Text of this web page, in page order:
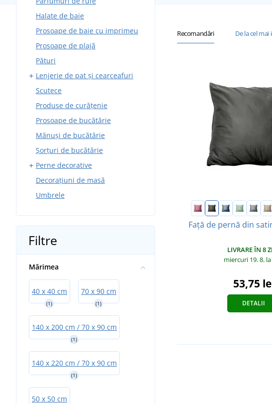
Halate de baie
Prosoape de baie cu imprimeu
Prosoape de plajă
Pături
Lenjerie de pat și cearceafuri
Lenjerie de pat din bumbac
Lenjerii de pat creponate
Lenjerie de pat din
satinat
Scutece
Produse de curățenie
Prosoape de bucătărie
Mănuși de bucătărie
Șorțuri de bucătărie
Perne decorative
Huse pentru perne
Perne cu imprimeu
Decorațiuni de masă
Umbrele
Filtre
Mărimea
40 x 40 cm
(1)
70 x 90 cm
(1)
140 x 200 cm / 70 x 90 cm
(1)
140 x 220 cm / 70 x 90 cm
(1)
50 x 50 cm
Recomandări De la cel mai
Față de pernă din
LIVRARE ÎN 8
miercuri 19. 8.
53,75
DETALII